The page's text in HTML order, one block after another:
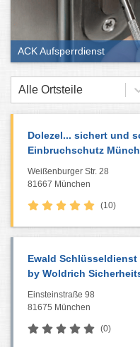
ACK Aufsperrdienst
Alle Ortsteile
Dolezel... sichert und
Einbruchschutz
Weißenburger Str. 28
81667 München
(10)
Ewald Schlüsseldienst
by Woldrich
Einsteinstraße 98
81675 München
(0)